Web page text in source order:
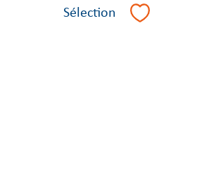
Sélection Sélectionner